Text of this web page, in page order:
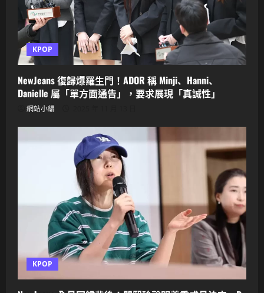
KPOP
NewJeans 復歸爆羅生門！ADOR 稱 Minji、Hanni、
Danielle 屬「單方面通告」，要求展現「真誠性」
網站小編
KPOP